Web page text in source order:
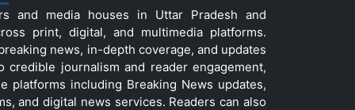
and media houses in Uttar Pradesh and
print, digital, and multimedia platforms.
news, in-depth coverage, and updates
journalism and reader engagement,
platforms including Breaking News updates,
and digital news services. Readers can also